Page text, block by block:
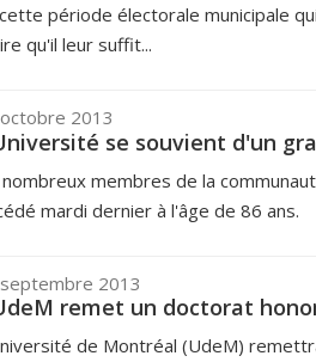
période électorale municipale
qu'il leur suffit...
2013
se souvient d'un
membres de la
mardi dernier à l'âge de 86 ans.
2013
remet un doctorat
de Montréal (UdeM)